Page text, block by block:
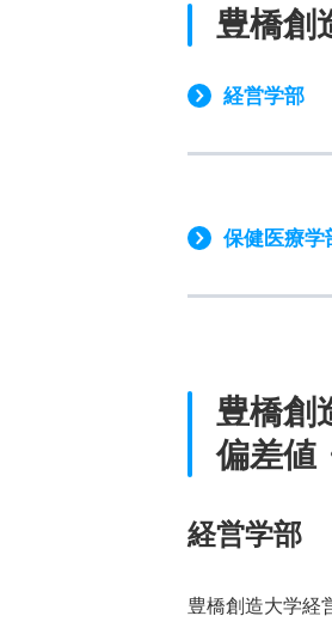
豊橋創
経営学部
保健医療学
豊橋創
偏差値
経営学部
豊橋創造大学経